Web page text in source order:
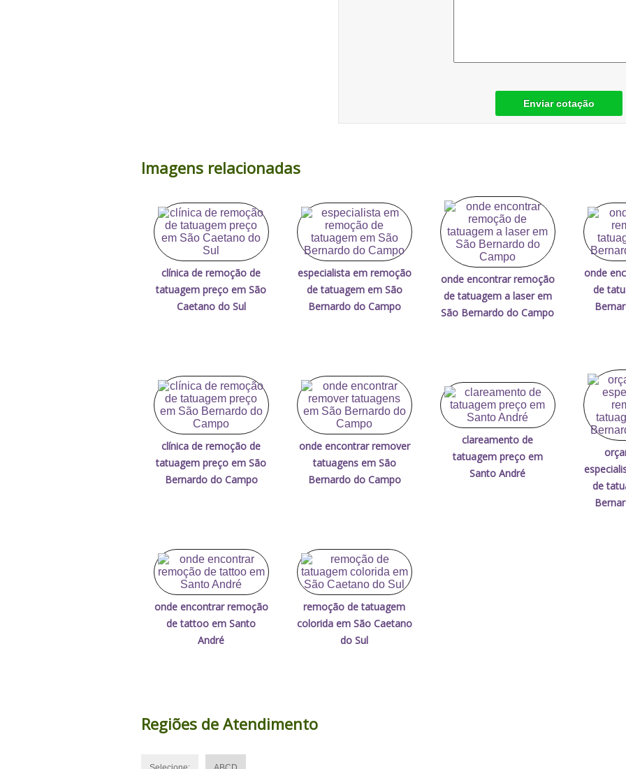
Enviar cotação
Imagens relacionadas
clínica de remoção de
tatuagem preço em São
Caetano do Sul
especialista em remoção
de tatuagem em São
Bernardo do Campo
onde encontrar remoção
de tatuagem a laser em
São Bernardo do Campo
onde
de
clínica de remoção de
tatuagem preço em São
Bernardo do Campo
onde encontrar remover
tatuagens em São
Bernardo do Campo
clareamento de
tatuagem preço em
Santo André
de
onde encontrar remoção
de tattoo em Santo
André
remoção de tatuagem
colorida em São Caetano
do Sul
Regiões de Atendimento